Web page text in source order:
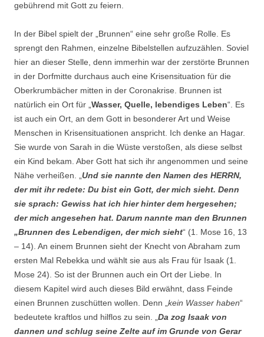
gebührend mit Gott zu feiern.
In der Bibel spielt der „Brunnen“ eine sehr große Rolle. Es
sprengt den Rahmen, einzelne Bibelstellen aufzuzählen. Soviel
hier an dieser Stelle, denn immerhin war der zerstörte Brunnen
in der Dorfmitte durchaus auch eine Krisensituation für die
Oberkrumbächer mitten in der Coronakrise. Brunnen ist
natürlich ein Ort für „ Wasser, Quelle, lebendiges Leben“. Es
ist auch ein Ort, an dem Gott in besonderer Art und Weise
Menschen in Krisensituationen anspricht. Ich denke an Hagar.
Sie wurde von Sarah in die Wüste verstoßen, als diese selbst
ein Kind bekam. Aber Gott hat sich ihr angenommen und seine
Nähe verheißen. „ Und sie nannte den Namen des HERRN,
der mit ihr redete: Du bist ein Gott, der mich sieht. Denn
sie sprach: Gewiss hat ich hier hinter dem hergesehen;
der mich angesehen hat. Darum nannte man den Brunnen
„Brunnen des Lebendigen, der mich sieht“ (1. Mose 16, 13
– 14). An einem Brunnen sieht der Knecht von Abraham zum
ersten Mal Rebekka und wählt sie aus als Frau für Isaak (1.
Mose 24). So ist der Brunnen auch ein Ort der Liebe. In
diesem Kapitel wird auch dieses Bild erwähnt, dass Feinde
einen Brunnen zuschütten wollen. Denn „ kein Wasser haben“
bedeutete kraftlos und hilflos zu sein. „ Da zog Isaak von
dannen und schlug seine Zelte auf im Grunde von Gerar